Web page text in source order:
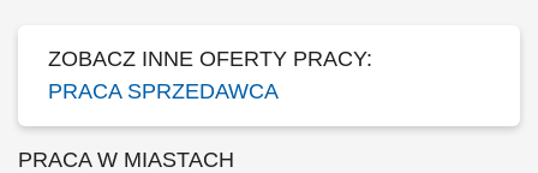
ZOBACZ INNE OFERTY PRACY:
PRACA SPRZEDAWCA
PRACA W MIASTACH